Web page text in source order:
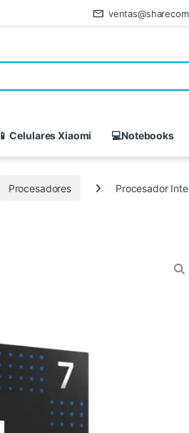
📱 Celulares Xiaomi 💻Notebooks
Procesadores Procesador